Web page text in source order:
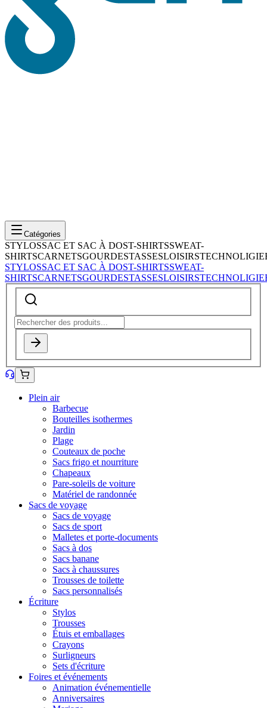
Catégories
STYLOSSAC ET SAC À DOST-SHIRTSSWEAT-
SHIRTSCARNETSGOURDESTASSESLOISIRSTECHNOLIGIE
STYLOSSAC ET SAC À DOST-SHIRTSSWEAT-
SHIRTSCARNETSGOURDESTASSESLOISIRSTECHNOLIGIE
Plein air
Barbecue
Bouteilles isothermes
Jardin
Plage
Couteaux de poche
Sacs frigo et nourriture
Chapeaux
Pare-soleils de voiture
Matériel de randonnée
Sacs de voyage
Sacs de voyage
Sacs de sport
Malletes et porte-documents
Sacs à dos
Sacs banane
Sacs à chaussures
Trousses de toilette
Sacs personnalisés
Écriture
Stylos
Trousses
Étuis et emballages
Crayons
Surligneurs
Sets d'écriture
Foires et événements
Animation événementielle
Anniversaires